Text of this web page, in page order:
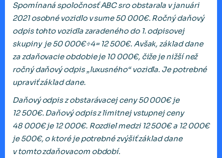
Spomínaná spoločnosť ABC sro obstarala v januári
2021 osobné vozidlo v sume 50 000€. Ročný daňový
odpis tohto vozidla zaradeného do 1. odpisovej
skupiny je 50 000€÷4= 12 500€. Avšak, základ dane
za zdaňovacie obdobie je 10 000€, čiže je nižší než
ročný daňový odpis „luxusného“ vozidla. Je potrebné
upraviť základ dane.
Daňový odpis z obstarávacej ceny 50 000€ je
12 500€. Daňový odpis z limitnej vstupnej ceny
48 000€ je 12 000€. Rozdiel medzi 12 500€ a 12 000€
je 500€, o ktoré je potrebné zvýšiť základ dane
v tomto zdaňovacom období.